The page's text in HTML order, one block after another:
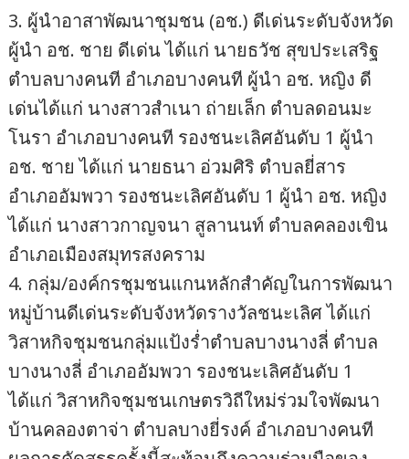
3. ผู้นำอาสาพัฒนาชุมชน (อช.) ดีเด่นระดับจังหวัด
ผู้นำ อช. ชาย ดีเด่น ได้แก่ นายธวัช สุขประเสริฐ
ตำบลบางคนที อำเภอบางคนที ผู้นำ อช. หญิง ดี
เด่นได้แก่ นางสาวสำเนา ถ่ายเล็ก ตำบลดอนมะ
โนรา อำเภอบางคนที รองชนะเลิศอันดับ 1 ผู้นำ
อช. ชาย ได้แก่ นายธนา อ่วมศิริ ตำบลยี่สาร
อำเภออัมพวา รองชนะเลิศอันดับ 1 ผู้นำ อช. หญิง
ได้แก่ นางสาวกาญจนา สูลานนท์ ตำบลคลองเขิน
อำเภอเมืองสมุทรสงคราม
4. กลุ่ม/องค์กรชุมชนแกนหลักสำคัญในการพัฒนา
หมู่บ้านดีเด่นระดับจังหวัดรางวัลชนะเลิศ ได้แก่
วิสาหกิจชุมชนกลุ่มแป้งร่ำตำบลบางนางลี่ ตำบล
บางนางลี่ อำเภออัมพวา รองชนะเลิศอันดับ 1
ได้แก่ วิสาหกิจชุมชนเกษตรวิถีใหม่ร่วมใจพัฒนา
บ้านคลองตาจ่า ตำบลบางยี่รงค์ อำเภอบางคนที